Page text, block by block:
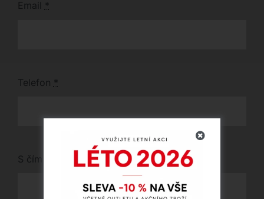
Email *
Telefon *
S čím vám můžeme pomoci?